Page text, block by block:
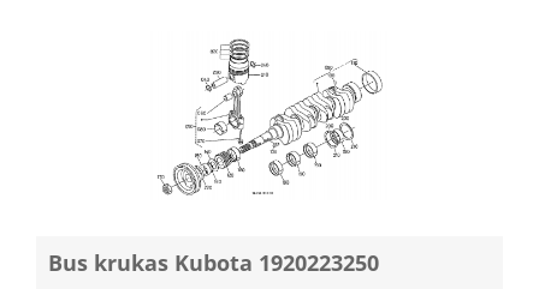
Bus krukas Kubota 1920223250